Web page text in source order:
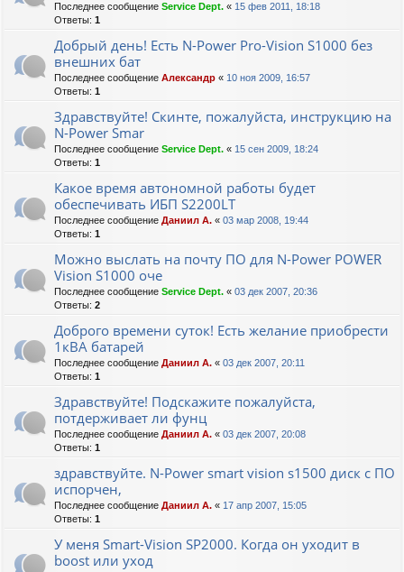
Последнее сообщение Service Dept. « 15 фев 2011, 18:18
Ответы: 1
Добрый день! Есть N-Power Pro-Vision S1000 без
внешних бат
Последнее сообщение Александр « 10 ноя 2009, 16:57
Ответы: 1
Здравствуйте! Скинте, пожалуйста, инструкцию на
N-Power Smar
Последнее сообщение Service Dept. « 15 сен 2009, 18:24
Ответы: 1
Какое время автономной работы будет
обеспечивать ИБП S2200LT
Последнее сообщение Даниил А. « 03 мар 2008, 19:44
Ответы: 1
Можно выслать на почту ПО для N-Power POWER
Vision S1000 оче
Последнее сообщение Service Dept. « 03 дек 2007, 20:36
Ответы: 2
Доброго времени суток! Есть желание приобрести
1кВА батарей
Последнее сообщение Даниил А. « 03 дек 2007, 20:11
Ответы: 1
Здравствуйте! Подскажите пожалуйста,
потдерживает ли фунц
Последнее сообщение Даниил А. « 03 дек 2007, 20:08
Ответы: 1
здравствуйте. N-Power smart vision s1500 диск с ПО
испорчен,
Последнее сообщение Даниил А. « 17 апр 2007, 15:05
Ответы: 1
У меня Smart-Vision SP2000. Когда он уходит в
boost или уход